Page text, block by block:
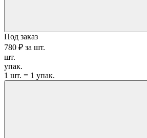
Под заказ
780 ₽ за шт.
шт.
упак.
1 шт. = 1 упак.